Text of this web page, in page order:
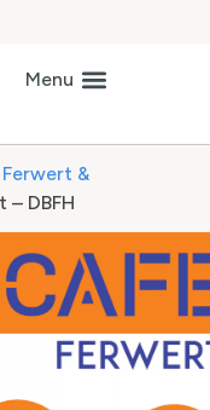
&
– DBFH